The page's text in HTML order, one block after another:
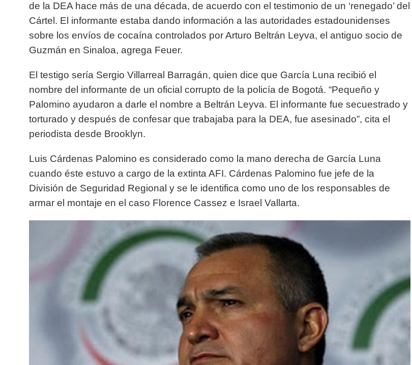
de la DEA hace más de una década, de acuerdo con el testimonio de un ‘renegado’ del
Cártel. El informante estaba dando información a las autoridades estadounidenses
sobre los envíos de cocaína controlados por Arturo Beltrán Leyva, el antiguo socio de
Guzmán en Sinaloa, agrega Feuer.
El testigo sería Sergio Villarreal Barragán, quien dice que García Luna recibió el
nombre del informante de un oficial corrupto de la policía de Bogotá. “Pequeño y
Palomino ayudaron a darle el nombre a Beltrán Leyva. El informante fue secuestrado y
torturado y después de confesar que trabajaba para la DEA, fue asesinado”, cita el
periodista desde Brooklyn.
Luis Cárdenas Palomino es considerado como la mano derecha de García Luna
cuando éste estuvo a cargo de la extinta AFI. Cárdenas Palomino fue jefe de la
División de Seguridad Regional y se le identifica como uno de los responsables de
armar el montaje en el caso Florence Cassez e Israel Vallarta.